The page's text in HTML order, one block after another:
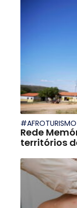
#AFROTURISMO
Rede
territórios